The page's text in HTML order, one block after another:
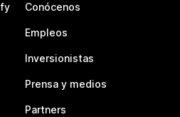
Conócenos
Empleos
Inversionistas
Prensa y medios
Partners